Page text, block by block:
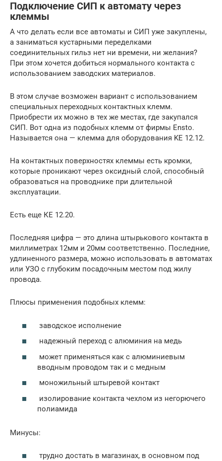
Подключение СИП к автомату через
клеммы
А что делать если все автоматы и СИП уже закуплены,
а заниматься кустарными переделками
соединительных гильз нет ни времени, ни желания?
При этом хочется добиться нормального контакта с
использованием заводских материалов.
В этом случае возможен вариант с использованием
специальных переходных контактных клемм.
Приобрести их можно в тех же местах, где закупался
СИП. Вот одна из подобных клемм от фирмы Ensto.
Называется она — клемма для оборудования KE 12.12.
На контактных поверхностях клеммы есть кромки,
которые проникают через оксидный слой, способный
образоваться на проводнике при длительной
эксплуатации.
Есть еще КЕ 12.20.
Последняя цифра — это длина штырькового контакта в
миллиметрах 12мм и 20мм соответственно. Последние,
удлиненного размера, можно использовать в автоматах
или УЗО с глубоким посадочным местом под жилу
провода.
Плюсы применения подобных клемм:
заводское исполнение
надежный переход с алюминия на медь
может применяться как с алюминиевым
вводным проводом так и с медным
моножильный штыревой контакт
изолирование контакта чехлом из негорючего
полиамида
Минусы:
трудно достать в магазинах, в основном под